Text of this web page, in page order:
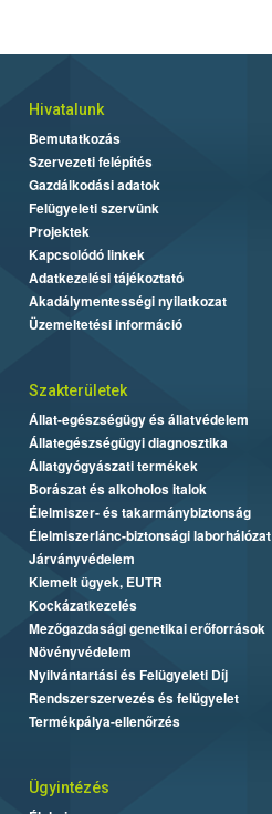
Hivatalunk
Bemutatkozás
Szervezeti felépítés
Gazdálkodási adatok
Felügyeleti szervünk
Projektek
Kapcsolódó linkek
Adatkezelési tájékoztató
Akadálymentességi nyilatkozat
Üzemeltetési információ
Szakterületek
Állat-egészségügy és állatvédelem
Állategészségügyi diagnosztika
Állatgyógyászati termékek
Borászat és alkoholos italok
Élelmiszer- és takarmánybiztonság
Élelmiszerlánc-biztonsági laborhálózat
Járványvédelem
Kiemelt ügyek, EUTR
Kockázatkezelés
Mezőgazdasági genetikai erőforrások
Növényvédelem
Nyilvántartási és Felügyeleti Díj
Rendszerszervezés és felügyelet
Termékpálya-ellenőrzés
Ügyintézés